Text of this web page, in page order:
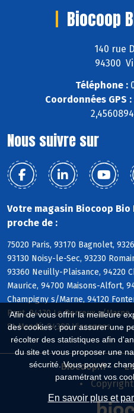
Afin de vous offrir la meilleure
des cookies : pour assurer une
récolter des statistiques afin
du site et vous proposer une
sécurité. Vous pouvez
paramétrant vos
En savoir plus et
Biocoop
140 rue
94300
Téléphone :
Coordonnées GPS :
Nous suivre sur
Votre magasin Biocoop
proche de :
75020 Paris, 93170 Bagnolet,
93130 Noisy-le-Sec, 93230
93360 Neuilly-Plaisance, 94220
Maurice, 94700 Maisons-Alfort,
Champigny s/Marne, 94120
Pont, 94170 Le Perreux s/
St-Mandé, 94300 Vincennes
Biocoop.fr